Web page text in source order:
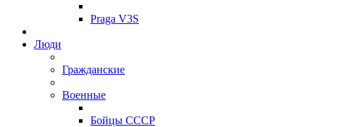
Praga V3S
Люди
Гражданские
Военные
Бойцы СССР